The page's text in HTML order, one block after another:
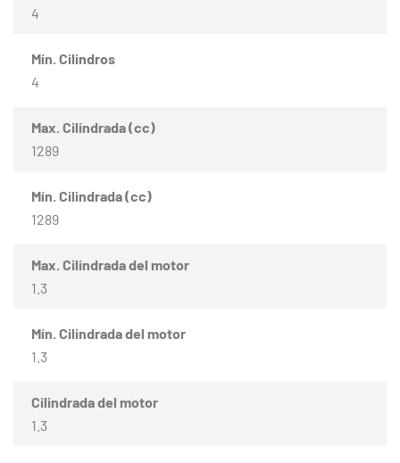
4
Mín. Cilindros
4
Max. Cilindrada (cc)
1289
Mín. Cilindrada (cc)
1289
Max. Cilindrada del motor
1.3
Mín. Cilindrada del motor
1.3
Cilindrada del motor
1.3